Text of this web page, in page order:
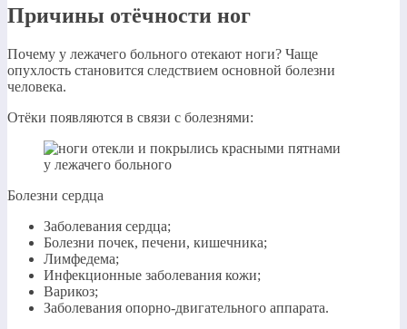
Причины отёчности ног
Почему у лежачего больного отекают ноги? Чаще
опухлость становится следствием основной болезни
человека.
Отёки появляются в связи с болезнями:
Болезни сердца
Заболевания сердца;
Болезни почек, печени, кишечника;
Лимфедема;
Инфекционные заболевания кожи;
Варикоз;
Заболевания опорно-двигательного аппарата.